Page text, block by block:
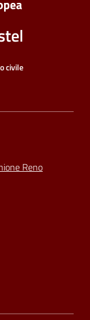
civile
Reno